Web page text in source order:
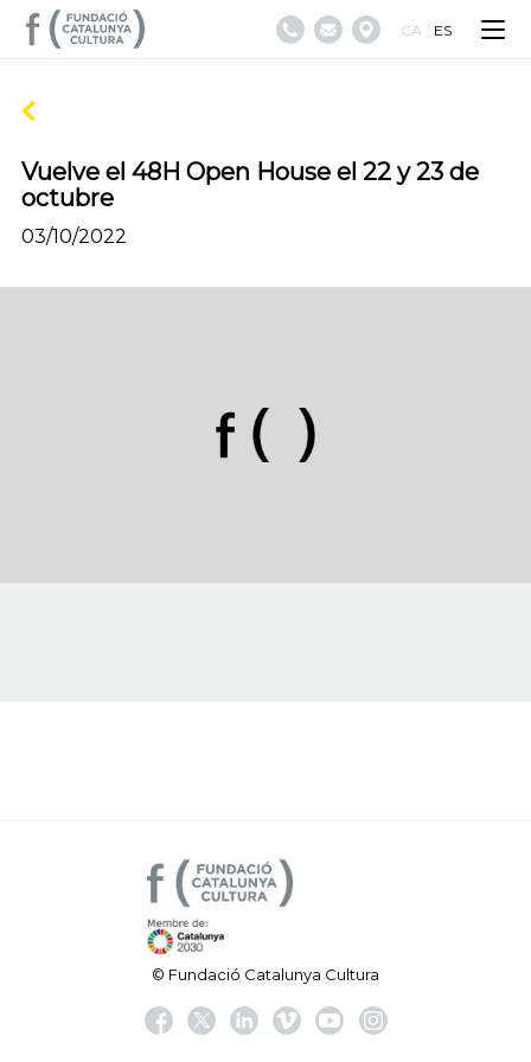
CA ES
Vuelve el 48H Open House el 22 y 23 de
octubre
03/10/2022
© Fundació Catalunya Cultura